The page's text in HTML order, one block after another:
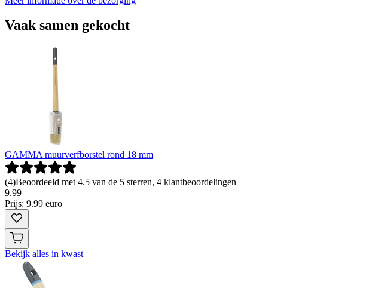
Vaak samen gekocht
GAMMA muurverfborstel rond 18 mm
(4)Beoordeeld met 4.5 van de 5 sterren, 4 klantbeoordelingen
9.99
Prijs: 9.99 euro
Bekijk alles in kwast